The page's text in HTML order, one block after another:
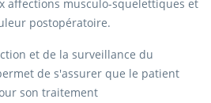
affections musculo-squelettiques et
postopératoire.
et de la surveillance du
de s'assurer que le patient
son traitement